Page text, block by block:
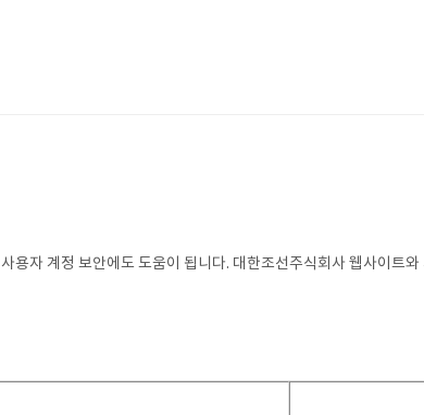
자 계정 보안에도 도움이 됩니다. 대한조선주식회사 웹사이트